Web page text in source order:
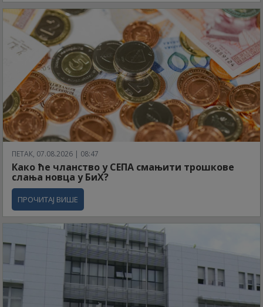
ПЕТАК, 07.08.2026 | 08:47
Како ће чланство у СЕПА смањити трошкове
слања новца у БиХ?
ПРОЧИТАЈ ВИШЕ